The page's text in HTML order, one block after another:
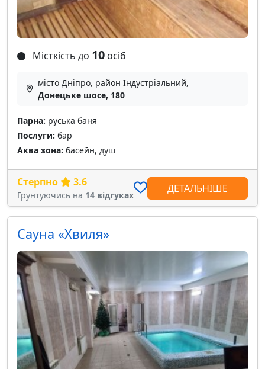
Місткість до 10 осіб
місто Дніпро, район Індустріальний,
Донецьке шосе, 180
Парна: руська баня
Послуги: бар
Аква зона: басейн, душ
Стерпно 3.6
Грунтуючись на 14 відгуках
ДЕТАЛЬНІШЕ
Сауна «Хвиля»